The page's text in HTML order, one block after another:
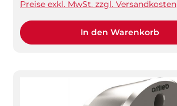
Preise exkl. MwSt. zzgl. Versandkosten
In den Warenkorb